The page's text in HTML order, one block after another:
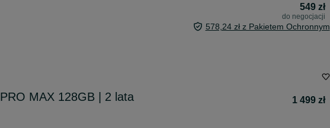
549 zł
do negocjacji
578,24 zł z Pakietem Ochronnym
MAX 128GB | 2 lata
1 499 zł